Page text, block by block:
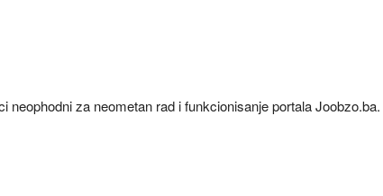
neophodni za neometan rad i funkcionisanje portala